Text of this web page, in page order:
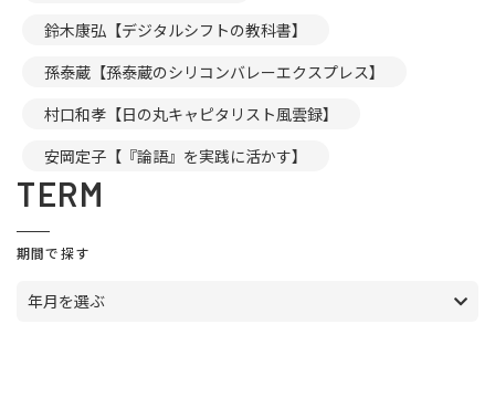
鈴木康弘【デジタルシフトの教科書】
孫泰蔵【孫泰蔵のシリコンバレーエクスプレス】
村口和孝【日の丸キャピタリスト風雲録】
安岡定子【『論語』を実践に活かす】
TERM
期間で探す
年月を選ぶ